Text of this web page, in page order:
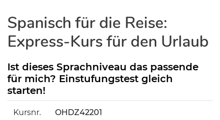
Spanisch für die Reise:
Express-Kurs für den Urlaub
Ist dieses Sprachniveau das passende
für mich? Einstufungstest gleich
starten!
Kursnr. OHDZ42201